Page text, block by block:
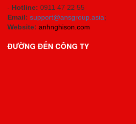
- Hotline: 0911 47 22 55
Email: support@ansgroup.asia;
Website: anhnghison.com
ĐƯỜNG ĐẾN CÔNG TY